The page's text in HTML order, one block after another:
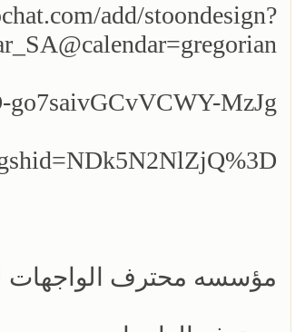
add/stoondesign?
go7saivGCvVCWY-MzJg
مؤسسه محترف الواجهات